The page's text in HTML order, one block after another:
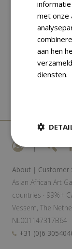
|
About | Customer
Asian African Art
countries · 99%+
Vessem, The
NL001147317B64
+31 (0)6
met onze
aan hen
diensten.